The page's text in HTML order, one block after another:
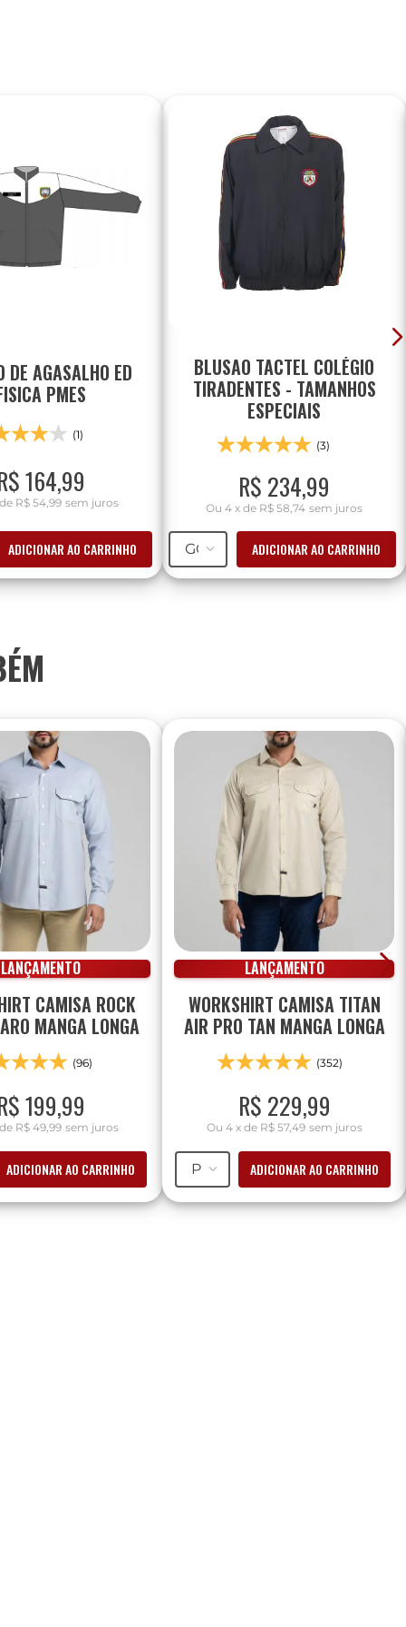
DE AGASALHO ED
PMES
(1)
164,99
R$ 54,99 sem juros
ADICIONAR AO CARRINHO
BLUSAO TACTEL COLÉGIO
TIRADENTES - TAMANHOS
ESPECIAIS
(3)
R$ 234,99
Ou4 x de R$ 58,74 sem juros
GG ADICIONAR AO CARRINHO
LANÇAMENTO
CAMISA ROCK
MANGA LONGA
(96)
199,99
de R$ 49,99 sem juros
ADICIONAR AO CARRINHO
LANÇAMENTO
WORKSHIRT CAMISA TITAN
AIR PRO TAN MANGA LONGA
(352)
R$ 229,99
Ou 4 xde R$ 57,49 sem juros
P ADICIONAR AO CARRINHO